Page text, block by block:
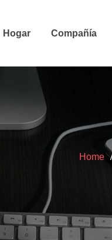
Hogar Compañía
Home